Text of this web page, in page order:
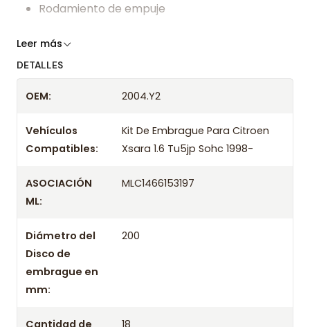
Rodamiento de empuje
Somos especialistas en embragues desde 2019,
tienda previo correo de confirmación.
Leer más
DETALLES
OEM: 2004.Y2
Vehículos
Compatibles:
Kit De Embrague Para Citroen
Xsara 1.6 Tu5jp Sohc 1998-
ASOCIACIÓN
ML:
MLC1466153197
Diámetro del
Disco de
embrague en
mm:
200
Cantidad de
18